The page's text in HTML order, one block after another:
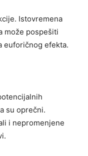
Istovremena
može pospešiti
euforičnog efekta.
su oprečni.
i nepromenjene